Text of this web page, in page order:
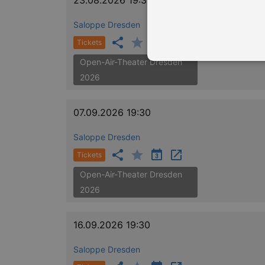
Saloppe Dresden
Tickets
Open-Air-Theater Dresden
2026
07.09.2026 19:30
Saloppe Dresden
Tickets
Open-Air-Theater Dresden
2026
16.09.2026 19:30
Saloppe Dresden
Essentielle Cookies werden
Cookies funktioniert unsere
CookieScriptConsent
XSRF-TOKEN